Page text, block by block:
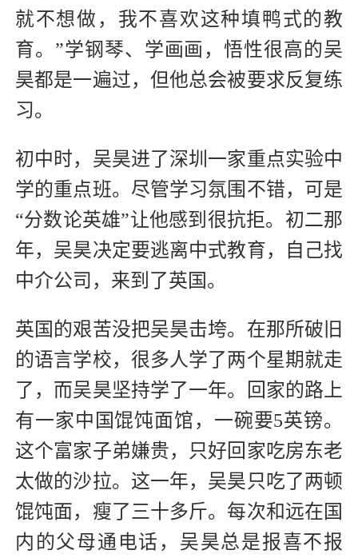
就不想做，我不喜欢这种填鸭式的教
育。”学钢琴、学画画，悟性很高的吴
昊都是一遍过，但他总会被要求反复练
习。
初中时，吴昊进了深圳一家重点实验中
学的重点班。尽管学习氛围不错，可是
“分数论英雄”让他感到很抗拒。初二那
年，吴昊决定要逃离中式教育，自己找
中介公司，来到了英国。
英国的艰苦没把吴昊击垮。在那所破旧
的语言学校，很多人学了两个星期就走
了，而吴昊坚持学了一年。回家的路上
有一家中国馄饨面馆，一碗要5英镑。
这个富家子弟嫌贵，只好回家吃房东老
太做的沙拉。这一年，吴昊只吃了两顿
馄饨面，瘦了三十多斤。每次和远在国
内的父母通电话，吴昊总是报喜不报